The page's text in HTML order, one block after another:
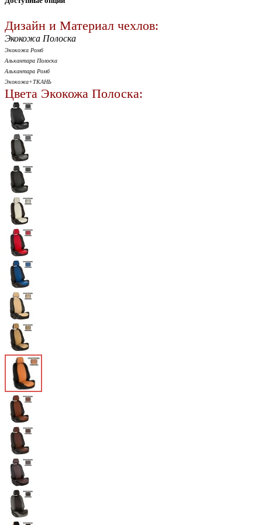
Дизайн и Материал чехлов:
Экокожа Полоска
Экокожа Ромб
Алькантара Полоска
Алькантара Ромб
Экокожа+ТКАНЬ
Цвета Экокожа Полоска: